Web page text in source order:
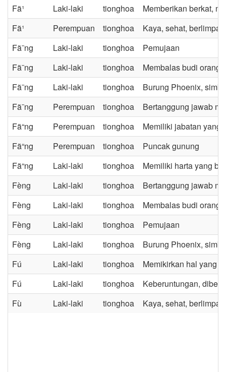
Fã¹
Laki-laki tionghoa
Memberikan berkat,
Fã¹
Perempuan tionghoa
Kaya, sehat,
Fã¨ng
Laki-laki tionghoa
Pemujaan
Fã¨ng
Laki-laki tionghoa
Membalas budi orang
Fã¨ng
Laki-laki tionghoa
Burung Phoenix,
Fã¨ng
Perempuan tionghoa
Bertanggung jawab
Fä“ng
Perempuan tionghoa
Memiliki jabatan yang
Fä“ng
Perempuan tionghoa
Puncak gunung
Fä“ng
Laki-laki tionghoa
Memiliki harta yang
Fèng
Laki-laki tionghoa
Bertanggung jawab
Fèng
Laki-laki tionghoa
Membalas budi orang
Fèng
Laki-laki tionghoa
Pemujaan
Fèng
Laki-laki tionghoa
Burung Phoenix,
Fú
Laki-laki tionghoa
Memikirkan hal yang
Fú
Laki-laki tionghoa
Keberuntungan,
Fù
Laki-laki tionghoa Kaya, sehat,